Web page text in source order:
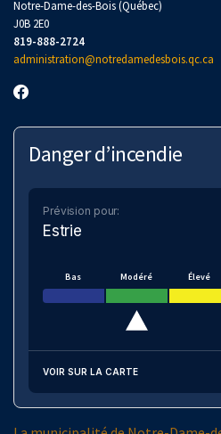
Notre-Dame-des-Bois (Québec)
J0B 2E0
819-888-2724
administration@notredamedesbois.qc.ca
Danger d’incendie
Prévision pour:
Estrie
Bas Modéré Élevé
VOIR SUR LA CARTE